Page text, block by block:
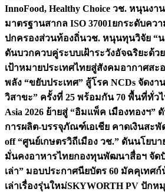
InnoFood, Healthy Choice วช. หนุนงา
มาตรฐานสากล ISO 37001ยกระดับคว
ปกครองส่วนท้องถิ่นวช. หนุนทุนวิจัย “
ดันบวกควบคู่ระบบเฝ้าระวังอัจฉริยะด้ว
เป้าหมายประเทศไทยสู่สังคมอากาศสะ
พลัง “ขยับประเทศ” สู้โรค NCDs จัดงา
วิสาขะ” ครั้งที่ 25 พร้อมกัน 70 พื้นที่ทั่ว
Asia 2026 ย้ายสู่ “อิมแพ็ค เมืองทองฯ”
การผลิต-บรรจุภัณฑ์เอเชีย คาดเงินสะพั
off “ศูนย์เกษตรวิถีเมือง วช.” ดันนโยบา
มั่นคงอาหารไทยกองทุนพัฒนาสื่อฯ จัดปั
เล่า” มอบประกาศนียบัตร 60 มัคคุเทศ
เล่าเรื่องรุ่นใหม่SKYWORTH PV ปักห